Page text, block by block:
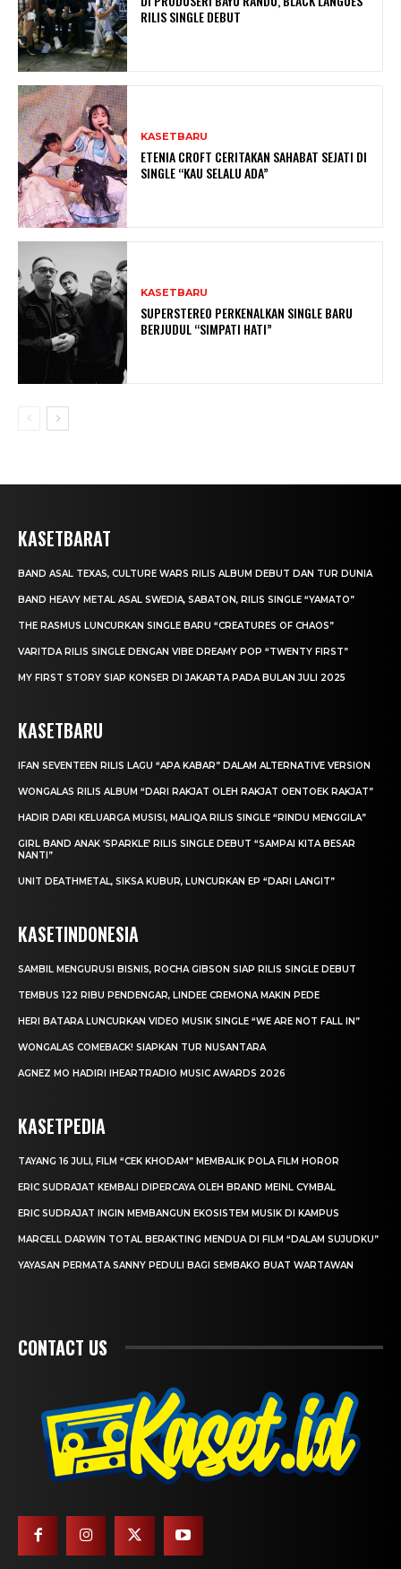
RILIS SINGLE DEBUT
KASETBARU
ETENIA CROFT CERITAKAN SAHABAT SEJATI DI
SINGLE “KAU SELALU ADA”
KASETBARU
SUPERSTEREO PERKENALKAN SINGLE BARU
BERJUDUL “SIMPATI HATI”
KASETBARAT
BAND ASAL TEXAS, CULTURE WARS RILIS ALBUM DEBUT DAN TUR DUNIA
BAND HEAVY METAL ASAL SWEDIA, SABATON, RILIS SINGLE “YAMATO”
THE RASMUS LUNCURKAN SINGLE BARU “CREATURES OF CHAOS”
VARITDA RILIS SINGLE DENGAN VIBE DREAMY POP “TWENTY FIRST”
MY FIRST STORY SIAP KONSER DI JAKARTA PADA BULAN JULI 2025
KASETBARU
IFAN SEVENTEEN RILIS LAGU “APA KABAR” DALAM ALTERNATIVE VERSION
WONGALAS RILIS ALBUM “DARI RAKJAT OLEH RAKJAT OENTOEK RAKJAT”
HADIR DARI KELUARGA MUSISI, MALIQA RILIS SINGLE “RINDU MENGGILA”
GIRL BAND ANAK ‘SPARKLE’ RILIS SINGLE DEBUT “SAMPAI KITA BESAR
NANTI”
UNIT DEATHMETAL, SIKSA KUBUR, LUNCURKAN EP “DARI LANGIT”
KASETINDONESIA
SAMBIL MENGURUSI BISNIS, ROCHA GIBSON SIAP RILIS SINGLE DEBUT
TEMBUS 122 RIBU PENDENGAR, LINDEE CREMONA MAKIN PEDE
HERI BATARA LUNCURKAN VIDEO MUSIK SINGLE “WE ARE NOT FALL IN”
WONGALAS COMEBACK! SIAPKAN TUR NUSANTARA
AGNEZ MO HADIRI IHEARTRADIO MUSIC AWARDS 2026
KASETPEDIA
TAYANG 16 JULI, FILM “CEK KHODAM” MEMBALIK POLA FILM HOROR
ERIC SUDRAJAT KEMBALI DIPERCAYA OLEH BRAND MEINL CYMBAL
ERIC SUDRAJAT INGIN MEMBANGUN EKOSISTEM MUSIK DI KAMPUS
MARCELL DARWIN TOTAL BERAKTING MENDUA DI FILM “DALAM SUJUDKU”
YAYASAN PERMATA SANNY PEDULI BAGI SEMBAKO BUAT WARTAWAN
CONTACT US